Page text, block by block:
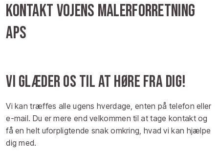
Kontakt Vojens Malerforretning
ApS​
Vi glæder os til at høre fra dig!
Vi kan træffes alle ugens hverdage, enten på telefon eller
e-mail. Du er mere end velkommen til at tage kontakt og
få en helt uforpligtende snak omkring, hvad vi kan hjælpe
dig med.